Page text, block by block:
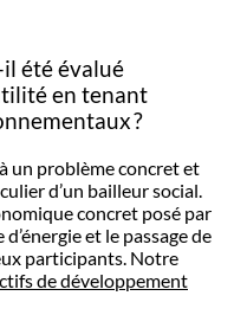
été évalué
en tenant
?
un problème concret et
d’un bailleur social.
concret posé par
et le passage de
participants. Notre
de développement